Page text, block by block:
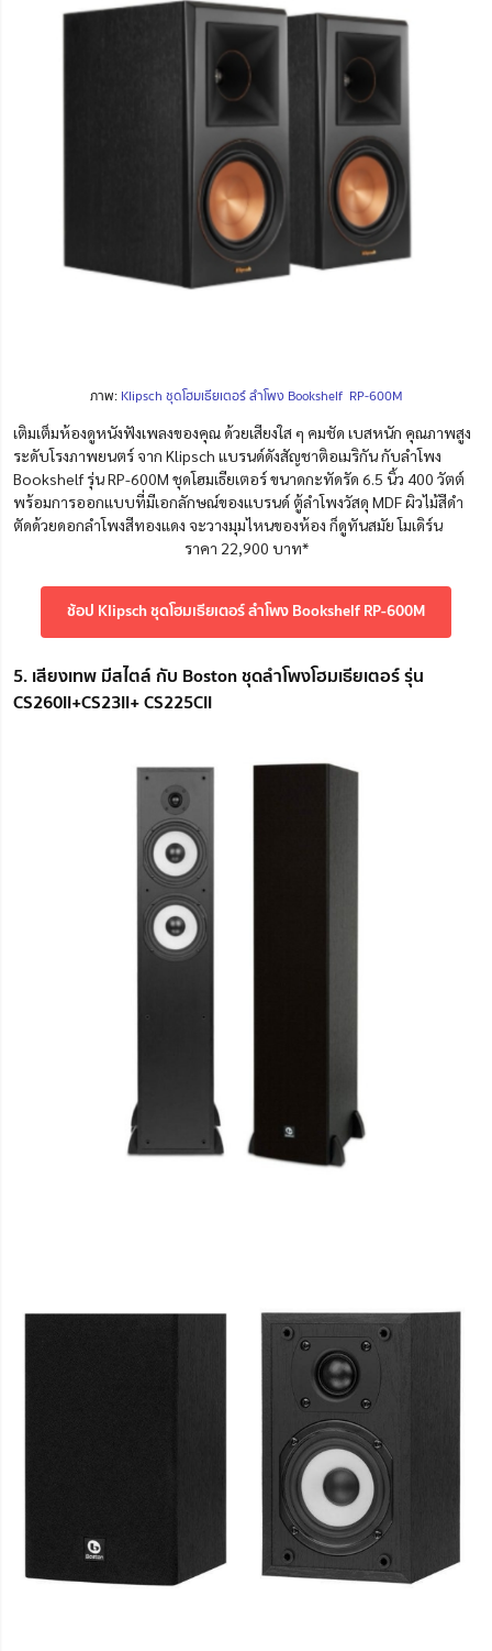
ภาพ: Klipsch ชุดโฮมเธียเตอร์ ลำโพง Bookshelf RP-600M
เติมเต็มห้องดูหนังฟังเพลงของคุณ ด้วยเสียงใส ๆ คมชัด เบสหนัก คุณภาพสูง
ระดับโรงภาพยนตร์ จาก Klipsch แบรนด์ดังสัญชาติอเมริกัน กับลำโพง
Bookshelf รุ่น RP-600M ชุดโฮมเธียเตอร์ ขนาดกะทัดรัด 6.5 นิ้ว 400 วัตต์
พร้อมการออกแบบที่มีเอกลักษณ์ของแบรนด์ ตู้ลำโพงวัสดุ MDF ผิวไม้สีดำ
ตัดด้วยดอกลำโพงสีทองแดง จะวางมุมไหนของห้อง ก็ดูทันสมัย โมเดิร์น
ราคา 22,900 บาท*
ช้อป Klipsch ชุดโฮมเธียเตอร์ ลำโพง Bookshelf RP-600M
5. เสียงเทพ มีสไตล์ กับ Boston ชุดลำโพงโฮมเธียเตอร์ รุ่น
CS260II+CS23II+ CS225CII